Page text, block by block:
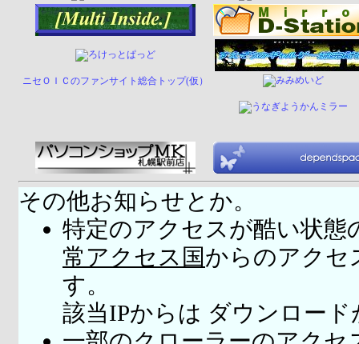
ニセＯＩＣのファンサイト総合トップ(仮）
その他お知らせとか。
特定のアクセスが酷い状態
常アクセス国からのアクセ
す。
該当IPからは ダウンロー